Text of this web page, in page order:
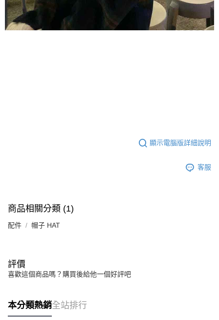
顯示電腦版詳細說明
客服
商品相關分類 (1)
配件 帽子 HAT
評價
喜歡這個商品嗎？購買後給他一個好評吧
本分類熱銷全站排行